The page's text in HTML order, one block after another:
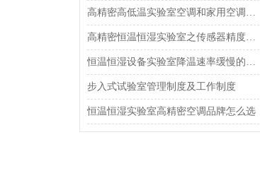
高精密高低温实验室空调和家用空调一样吗
高精密恒温恒湿实验室之传感器精度配置
恒温恒湿设备实验室降温速率缓慢的问题
步入式试验室管理制度及工作制度
恒温恒湿实验室高精密空调品牌怎么选